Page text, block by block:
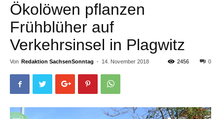
Ökolöwen pflanzen
Frühblüher auf
Verkehrsinsel in Plagwitz
Von Redaktion SachsenSonntag - 14. November 2018 0
2456